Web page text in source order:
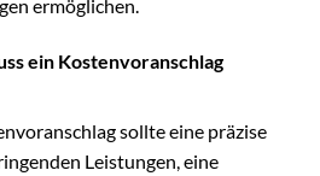
ermöglichen.
ein Kostenvoranschlag
sollte eine präzise
Leistungen, eine